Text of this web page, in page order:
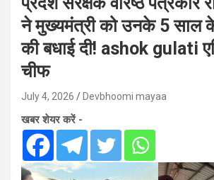
ने मुख्यमंत्री को उनके 5 साल
की बधाई दी! ashok gulati
चीफ
July 4, 2026 Devbhoomi mayaa
खबर शेयर करें -